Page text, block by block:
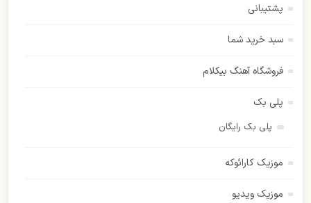
پشتیبانی
سبد خرید شما
فروشگاه آهنگ بیکلام
پلی بک
پلی بک رایگان
موزیک کارائوکه
موزیک ویدیو